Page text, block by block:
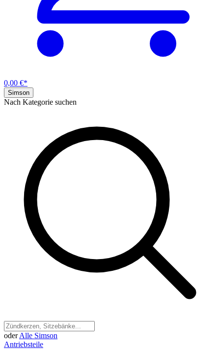
0,00 €*
Simson
Nach Kategorie suchen
oder Alle Simson
Antriebsteile